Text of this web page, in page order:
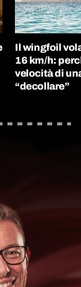
Il wingfoil
16 km/h:
velocità di
“decollare”